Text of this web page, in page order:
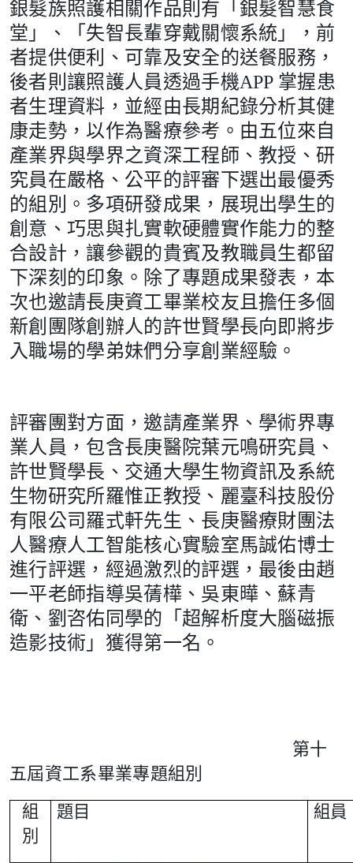
銀髮族照護相關作品則有「銀髮智慧食
堂」、「失智長輩穿戴關懷系統」，前
者提供便利、可靠及安全的送餐服務，
後者則讓照護人員透過手機APP 掌握患
者生理資料，並經由長期紀錄分析其健
康走勢，以作為醫療參考。由五位來自
產業界與學界之資深工程師、教授、研
究員在嚴格、公平的評審下選出最優秀
的組別。多項研發成果，展現出學生的
創意、巧思與扎實軟硬體實作能力的整
合設計，讓參觀的貴賓及教職員生都留
下深刻的印象。除了專題成果發表，本
次也邀請長庚資工畢業校友且擔任多個
新創團隊創辦人的許世賢學長向即將步
入職場的學弟妹們分享創業經驗。
評審團對方面，邀請產業界、學術界專
業人員，包含長庚醫院葉元鳴研究員、
許世賢學長、交通大學生物資訊及系統
生物研究所羅惟正教授、麗臺科技股份
有限公司羅式軒先生、長庚醫療財團法
人醫療人工智能核心實驗室馬誠佑博士
進行評選，經過激烈的評選，最後由趙
一平老師指導吳蒨樺、吳東曄、蘇青
衛、劉咨佑同學的「超解析度大腦磁振
造影技術」獲得第一名。
第十
五屆資工系畢業專題組別
組
別
題目 組員